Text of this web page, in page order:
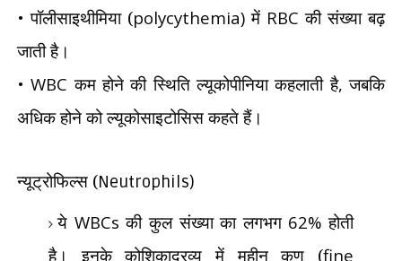
•पॉलीसाइथीमिया (polycythemia)में RBCकी संख्या बढ़
जाती है।
• WBCकम होने की स्थिति ल्यूकोपीनिया कहलाती है,जबकि
अधिक होने को ल्यूकोसाइटोसिस कहते हैं।
न्यूट्रोफिल्स (Neutrophils)
ये WBCsकी कुल संख्या का लगभग 62% होती
है। इनके कोशिकाद्रव्य में महीन कण (fine